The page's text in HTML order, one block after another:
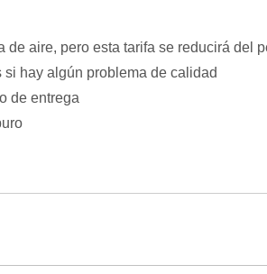
de aire, pero esta tarifa se reducirá del
hay algún problema de calidad
de entrega